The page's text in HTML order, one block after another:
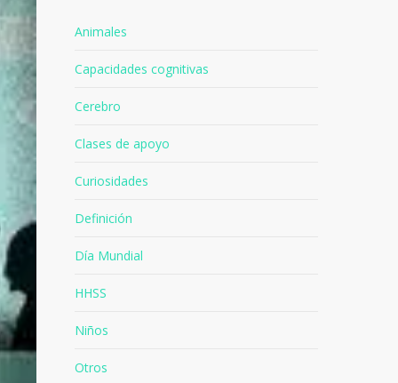
CATEGORÍAS
Animales
Capacidades cognitivas
Cerebro
Clases de apoyo
Curiosidades
Definición
Día Mundial
HHSS
Niños